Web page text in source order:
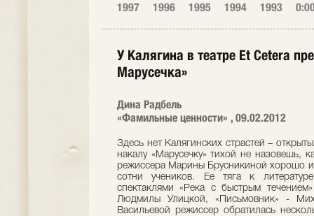
1997
1996 1995 1994 1993
У Калягина в театре Et Cetera
Марусечка»
Дина Радбель
«Фамильные ценности» , 09.02.2012
Здесь нет Калягинских страстей –
накалу «Марусечку» тихой не назовешь,
режиссера Марины Брусникиной хорошо
сотни учеников. Ее тяга к
спектаклями «Река с быстрым
Людмилы Улицкой, «Письмовник» -
Васильевой режиссер обратилась